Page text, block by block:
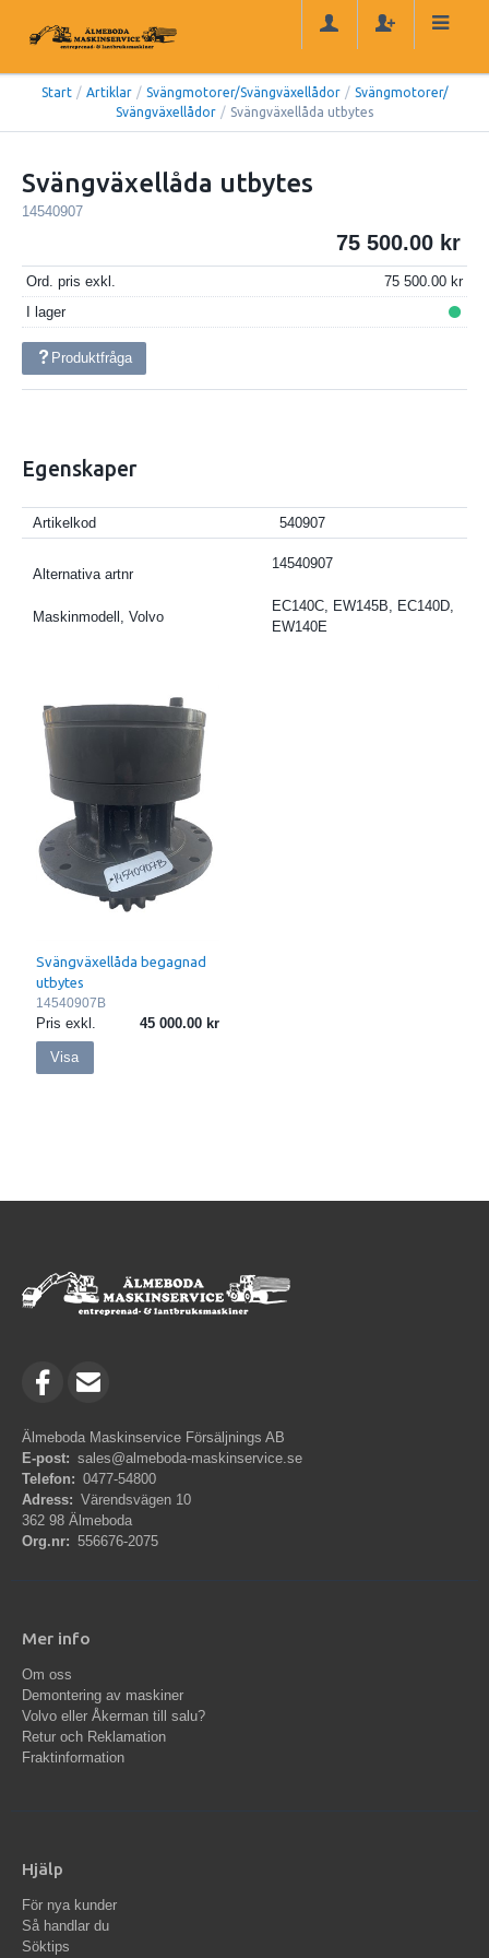
Start / Artiklar / Svängmotorer/Svängväxellådor / Svängmotorer/
Svängväxellådor / Svängväxellåda utbytes
Svängväxellåda utbytes
14540907
75 500.00
Ord. pris exkl.
75 500.00
I lager
Produktfråga
Egenskaper
Artikelkod 540907
Alternativa artnr
14540907
Maskinmodell, Volvo
EC140C, EW145B, EC140D,
EW140E
Svängväxellåda begagnad
utbytes
14540907B
Pris exkl. 45 000.00
Visa
Älmeboda Maskinservice Försäljnings AB
E-post: sales@almeboda-maskinservice.se
Telefon: 0477-54800
Adress: Värendsvägen 10
362 98 Älmeboda
Org.nr: 556676-2075
Mer info
Om oss
Demontering av maskiner
Volvo eller Åkerman till salu?
Retur och Reklamation
Fraktinformation
Hjälp
För nya kunder
Så handlar du
Söktips